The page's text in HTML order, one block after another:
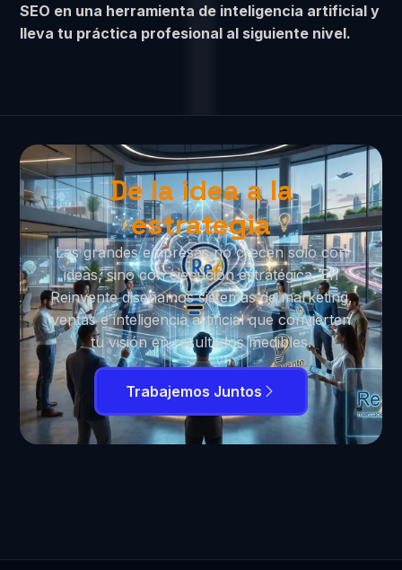
SEO en una herramienta de inteligencia artificial y
lleva tu práctica profesional al siguiente nivel.
De la idea a la
estrategia
Las grandes empresas no crecen solo con
ideas, sino con ejecución estratégica. En
Reinvente diseñamos sistemas de marketing,
ventas e inteligencia artificial que convierten
tu visión en resultados medibles.
Trabajemos Juntos